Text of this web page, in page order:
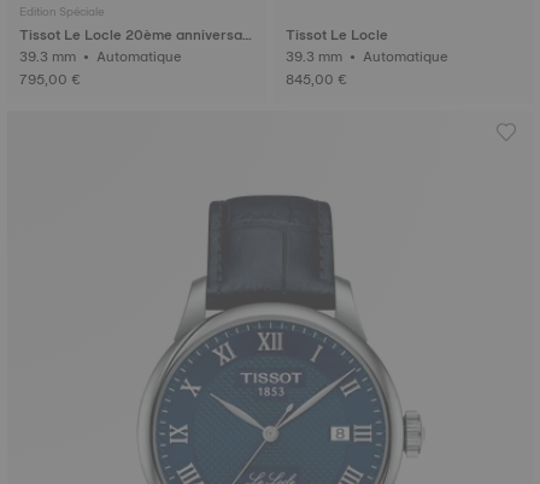
Edition Spéciale
Tissot Le Locle 20ème anniversair
e
39.3 mm • Automatique
795,00 €
Tissot Le Locle
39.3 mm • Automatique
845,00 €